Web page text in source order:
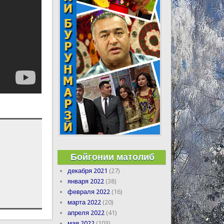
Бойгонии матолиб
декабря 2021 (27)
января 2022 (38)
февраля 2022 (16)
марта 2022 (20)
апреля 2022 (41)